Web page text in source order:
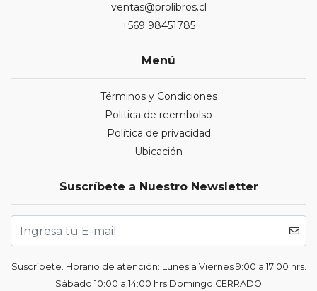
ventas@prolibros.cl
+569 98451785
Menú
Términos y Condiciones
Politica de reembolso
Política de privacidad
Ubicación
Suscríbete a Nuestro Newsletter
Suscríbete. Horario de atención: Lunes a Viernes 9:00 a 17:00 hrs.
Sábado 10:00 a 14:00 hrs Domingo CERRADO